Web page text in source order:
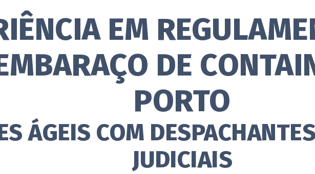
EM
DE
PORTO
ÁGEIS COM
JUDICIAIS